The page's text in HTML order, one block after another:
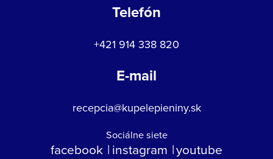
Telefón
+421 914 338 820
E-mail
recepcia@kupelepieniny.sk
Sociálne siete
facebook instagram youtube